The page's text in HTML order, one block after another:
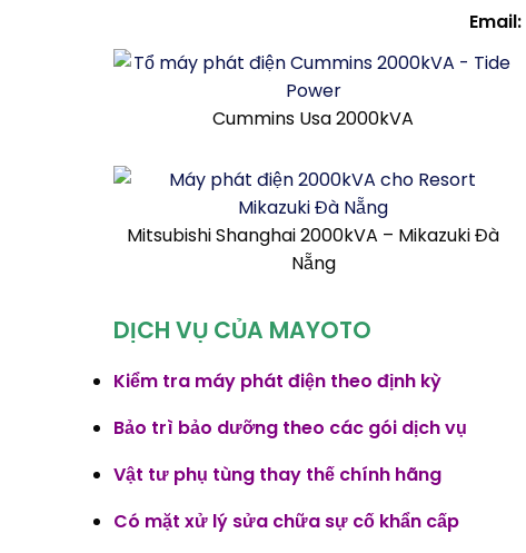
Email:
Cummins Usa 2000kVA
Mitsubishi Shanghai 2000kVA – Mikazuki Đà
Nẵng
DỊCH VỤ CỦA MAYOTO
Kiểm tra máy phát điện theo định kỳ
Bảo trì bảo dưỡng theo các gói dịch vụ
Vật tư phụ tùng thay thế chính hãng
Có mặt xử lý sửa chữa sự cố khẩn cấp